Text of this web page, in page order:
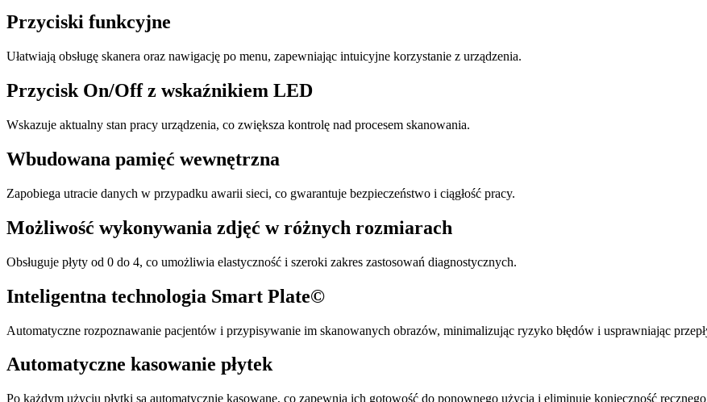
Przyciski funkcyjne
Ułatwiają obsługę skanera oraz nawigację po menu, zapewniając intuicyjne korzystanie z urządzenia.
Przycisk On/Off z wskaźnikiem LED
Wskazuje aktualny stan pracy urządzenia, co zwiększa kontrolę nad procesem skanowania.
Wbudowana pamięć wewnętrzna
Zapobiega utracie danych w przypadku awarii sieci, co gwarantuje bezpieczeństwo i ciągłość pracy.
Możliwość wykonywania zdjęć w różnych rozmiarach
Obsługuje płyty od 0 do 4, co umożliwia elastyczność i szeroki zakres zastosowań diagnostycznych.
Inteligentna technologia Smart Plate©
Automatyczne rozpoznawanie pacjentów i przypisywanie im skanowanych obrazów, minimalizując ryzyko błędów i usprawniając
Automatyczne kasowanie płytek
Po każdym użyciu płytki są automatycznie kasowane, co zapewnia ich gotowość do ponownego użycia i eliminuje konieczność